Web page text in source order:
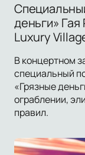
деньги» Гая
Luxury
В концертном
специальный
«Грязные
ограблении,
правил.